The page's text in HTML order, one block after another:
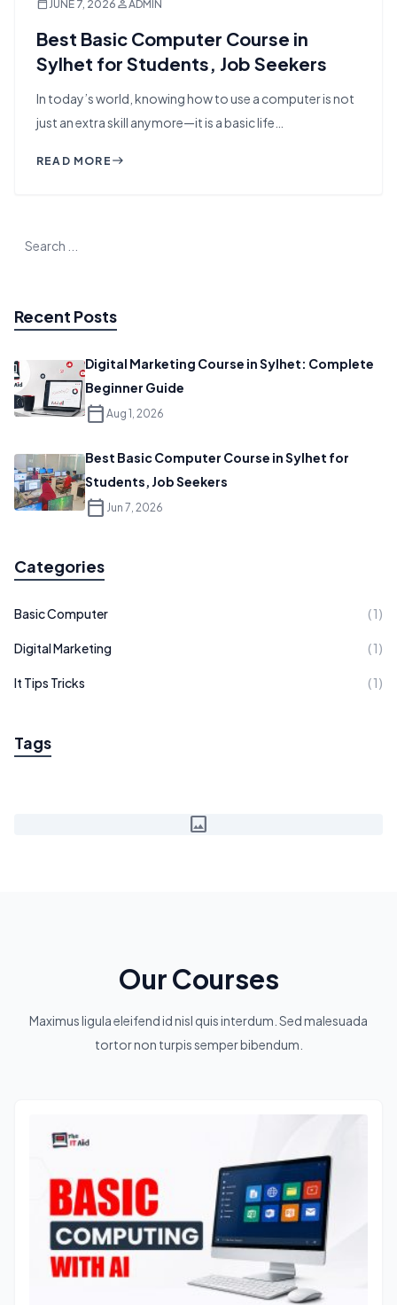
calendar_today JUNE 7, 2026 personADMIN
Best Basic Computer Course in
Sylhet for Students, Job Seekers
In today’s world, knowing how to use a computer is not
just an extra skill anymore—it is a basic life…
READ MORE east
Recent Posts
Digital Marketing Course in Sylhet: Complete
Beginner Guide
calendar_today Aug 1, 2026
Best Basic Computer Course in Sylhet for
Students, Job Seekers
calendar_today Jun 7, 2026
Categories
Basic Computer ( 1)
Digital Marketing ( 1)
It Tips Tricks ( 1)
Tags
image
Our Courses
Maximus ligula eleifend id nisl quis interdum. Sed malesuada
tortor non turpis semper bibendum.